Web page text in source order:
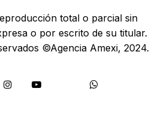
total o parcial sin
o por escrito de su titular.
©Agencia Amexi, 2024.